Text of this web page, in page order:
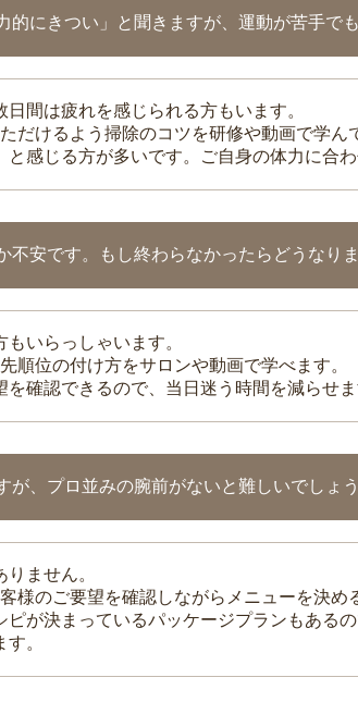
的にきつい」と聞きますが、運動が苦手で
間は疲れを感じられる方もいます。
だけるよう掃除のコツを研修や動画で学ん
感じる方が多いです。ご自身の体力に合
不安です。もし終わらなかったらどうなり
いらっしゃいます。
順位の付け方をサロンや動画で学べます。
確認できるので、当日迷う時間を減らせま
が、プロ並みの腕前がないと難しいでしょ
ません。
様のご要望を確認しながらメニューを決め
が決まっているパッケージプランもある
。